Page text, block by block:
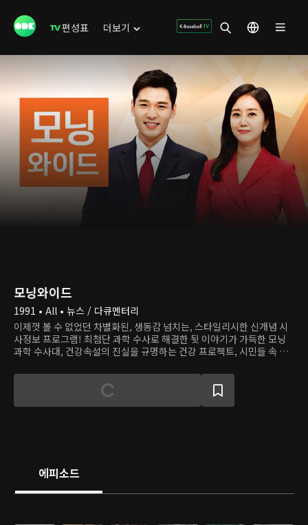
편성표 더보기
모닝와이드
1991 • All • 뉴스 / 다큐멘터리
이제껏 볼 수 없었던 차별화된, 생동감 넘치는, 스타일리시한 신개념 시
사정보 프로그램! 최첨단 과학 수사로 해결한 뒷 이야기가 가득한 모닝
과학 수사대, 건강속설의 진실을 규명하는 건강 프로젝트, 시민들 속 용
연다.
에피소드